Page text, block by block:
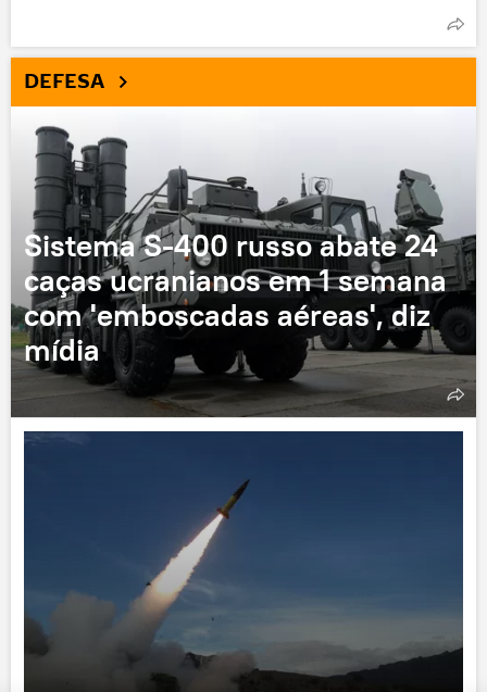
DEFESA
Sistema S-400 russo abate 24
caças ucranianos em 1 semana
com 'emboscadas aéreas', diz
mídia